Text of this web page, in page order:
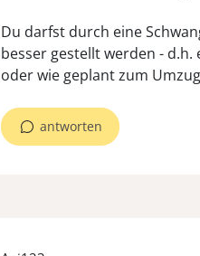
Du darfst durch eine
besser gestellt werden -
oder wie geplant zum
antworten